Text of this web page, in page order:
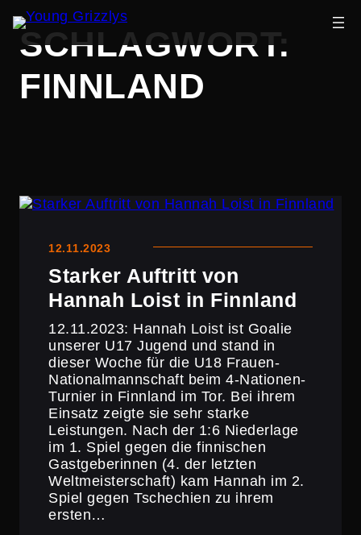
Zum
Inhalt
SCHLAGWORT:
FINNLAND
12.11.2023
Starker Auftritt von
Hannah Loist in Finnland
12.11.2023: Hannah Loist ist Goalie
unserer U17 Jugend und stand in
dieser Woche für die U18 Frauen-
Natio­nal­mann­schaft beim 4‑Nationen-
Turnier in Finnland im Tor. Bei ihrem
Einsatz zeigte sie sehr starke
Leistungen. Nach der 1:6 Nieder­lage
im 1. Spiel gegen die finni­schen
Gastge­be­rinnen (4. der letzten
Weltmeis­ter­schaft) kam Hannah im 2.
Spiel gegen Tsche­chien zu ihrem
ersten…